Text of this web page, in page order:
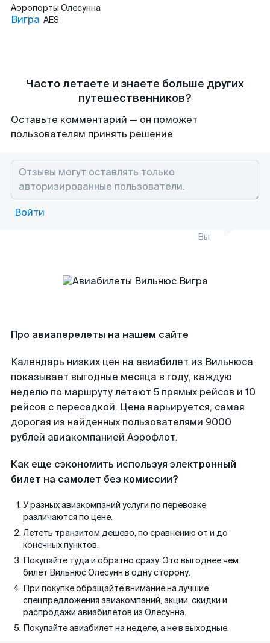
Аэропорты Олесунна
Вигра AES
Часто летаете и знаете больше других
путешественников?
Оставьте комментарий — он поможет
пользователям принять решение
Войти
Вы
Про авиаперелеты на нашем сайте
Календарь низких цен на авиабилет из Вильнюса
показывает выгодные месяца в году, каждую
неделю по маршруту летают 5 прямых рейсов и 10
рейсов с пересадкой. Цена варьируется, самая
дорогая из найденных пользователями 9000
рублей авиакомпанией Аэрофлот.
Как еще сэкономить используя электронный
билет на самолет без комиссии?
У разных авиакомпаний услуги по перевозке
различаются по цене.
Лететь транзитом дешево, по сравнению от и до
конечных пунктов.
Покупайте туда и обратно сразу. Это выгоднее чем
билет Вильнюс Олесунн в одну сторону.
При покупке обращайте внимание на лучшие
спецпредложения авиакомпаний, акции, скидки и
распродажи авиабилетов из Олесунна.
Покупайте авиабилет на неделе, а не в выходные.